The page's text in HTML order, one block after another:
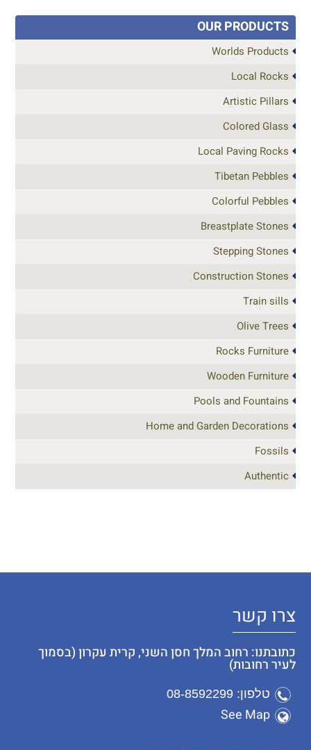
OUR PRODUCTS
Worlds Products
Local Rocks
Artistic Pillars
Colored Glass
Local Paving Rocks
Tibetan Pebbles
Colorful Pebbles
Breastplate Stones
Stepping Stones
Construction Stones
Train sills
Olive Trees
Rocks Furniture
Wooden Furniture
Pools and Fountains
Home and Garden Decorations
Fossils
Authentic
צרו קשר
כתובתנו: רחוב המלך חסן השני, קרית עקרון (בסמוך
לעיר רחובות)
טלפון: 08-8592299
See Map